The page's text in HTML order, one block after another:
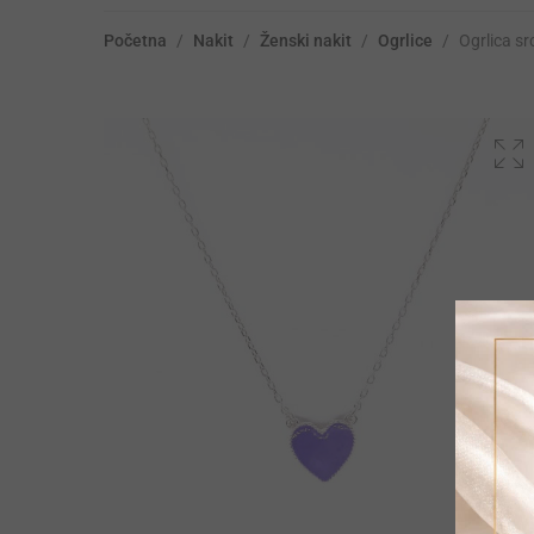
Početna / Nakit / Ženski nakit / Ogrlice / Ogrlica